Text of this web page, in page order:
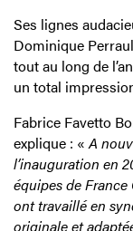
Ses lignes
Dominique
tout au long de
un total
Fabrice Favetto
explique : «A
l’inauguration en
équipes de
ont travaillé en
originale et